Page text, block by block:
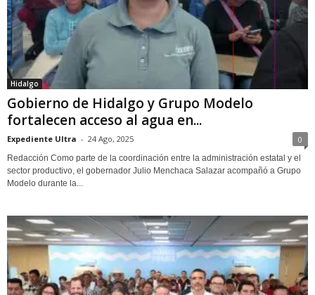
Hidalgo
Gobierno de Hidalgo y Grupo Modelo
fortalecen acceso al agua en...
Expediente Ultra - 24 Ago, 2025 0
Redacción Como parte de la coordinación entre la administración estatal y el
sector productivo, el gobernador Julio Menchaca Salazar acompañó a Grupo
Modelo durante la...